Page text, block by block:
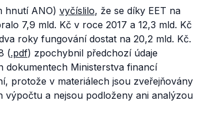
hnutí ANO) vyčíslilo, že se díky EET na
7,9 mld. Kč v roce 2017 a 12,3 mld. Kč
roky fungování dostat na 20,2 mld. Kč.
(.pdf) zpochybnil předchozí údaje
dokumentech Ministerstva financí
protože v materiálech jsou zveřejňovány
výpočtu a nejsou podloženy ani analýzou